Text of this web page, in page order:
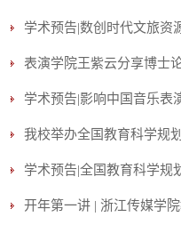
学术预告|数创时代文旅资
表演学院王紫云分享博士
学术预告|影响中国音乐表
我校举办全国教育科学规
学术预告|全国教育科学规
开年第一讲 | 浙江传媒学